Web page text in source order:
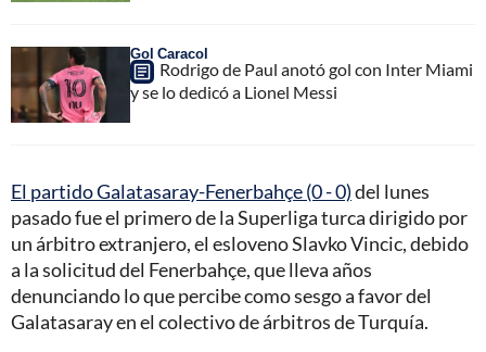
Gol Caracol
Rodrigo de Paul anotó gol con Inter Miami
y se lo dedicó a Lionel Messi
El partido Galatasaray-Fenerbahçe (0 - 0)del lunes
pasado fue el primero de la Superliga turca dirigido por
un árbitro extranjero, el esloveno Slavko Vincic, debido
a la solicitud del Fenerbahçe, que lleva años
denunciando lo que percibe como sesgo a favor del
Galatasaray en el colectivo de árbitros de Turquía.